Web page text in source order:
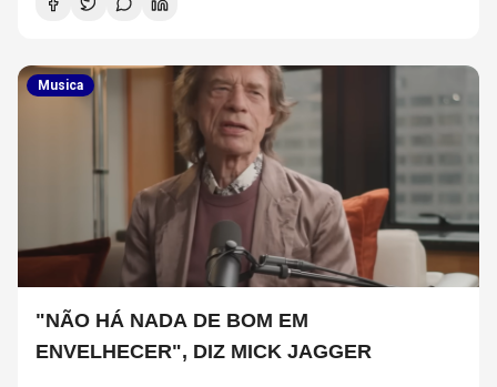
Musica
"NÃO HÁ NADA DE BOM EM
ENVELHECER", DIZ MICK JAGGER